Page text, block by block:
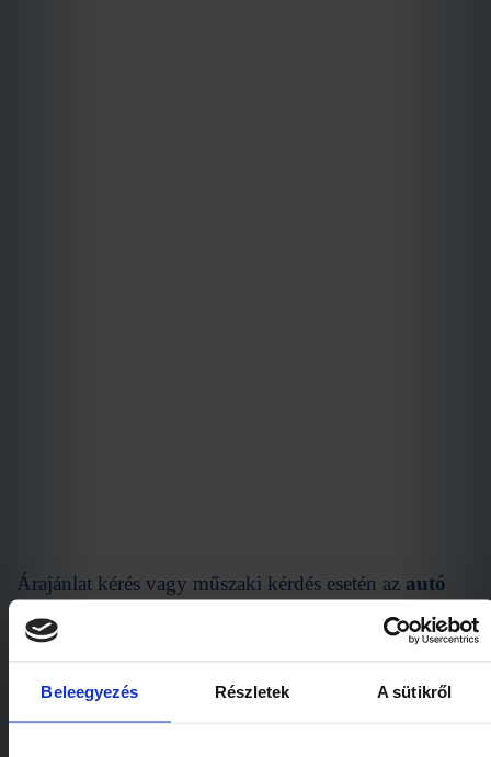
Beleegyezés Részletek A sütikről
Árajánlat kérés vagy műszaki kérdés esetén az autó
alvázszámára
(visszatérő ügyfelek esetén rendszám)
is szükségünk van a válaszadáshoz.